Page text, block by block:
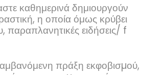
καθημερινά δημιουργούν
η οποία όμως κρύβει
ειδήσεις/ f
πράξη εκφοβισµού,